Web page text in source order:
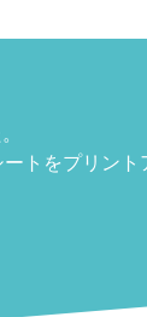
トをプリン